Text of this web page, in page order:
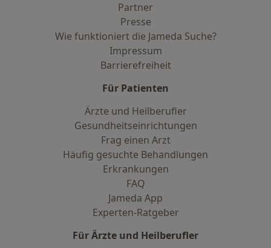
Partner
Presse
Wie funktioniert die Jameda Suche?
Impressum
Barrierefreiheit
Für Patienten
Ärzte und Heilberufler
Gesundheitseinrichtungen
Frag einen Arzt
Häufig gesuchte Behandlungen
Erkrankungen
FAQ
Jameda App
Experten-Ratgeber
Für Ärzte und Heilberufler